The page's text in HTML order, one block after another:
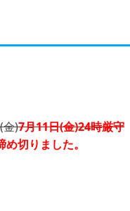
金)7月11日(金)24時厳守
切りました。